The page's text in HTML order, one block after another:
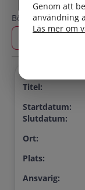
Börjar efter:
Titel:
Startdatum:
Slutdatum:
Ort:
Plats:
Ansvarig:
Genom att
användning
Läs mer om